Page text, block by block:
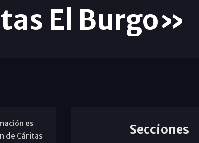
El Burgo»
es
de Cáritas
Secciones